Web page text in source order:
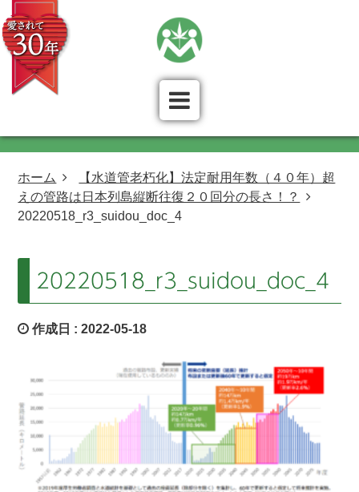
ホーム
【水道管老朽化】法定耐用年数（４０年）超
えの管路は日本列島縦断往復２０回分の長さ！？
20220518_r3_suidou_doc_4
20220518_r3_suidou_doc_4
作成日 :2022-05-18